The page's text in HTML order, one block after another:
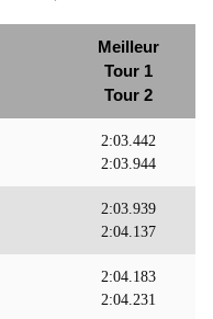
Meilleur
Tour 1
Tour 2
2:03.442
2:03.944
2:03.939
2:04.137
2:04.183
2:04.231